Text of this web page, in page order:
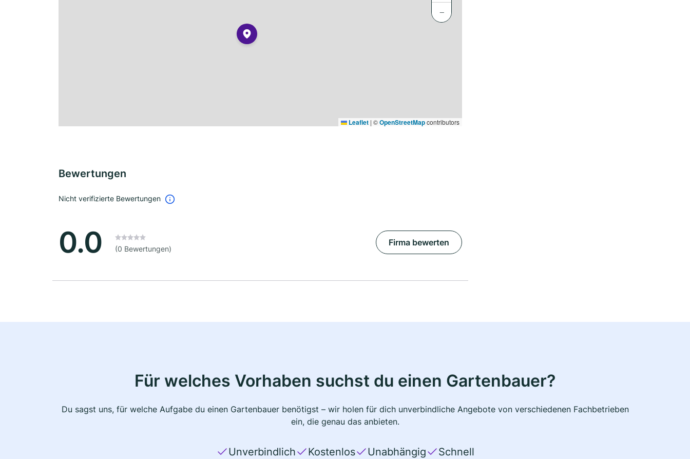
−
Leaflet | ©OpenStreetMapcontributors
Bewertungen
Nicht verifizierte Bewertungen
0.0 (0 Bewertungen)
Firma bewerten
Für welches Vorhaben suchst du einen Gartenbauer?
Du sagst uns, für welche Aufgabe du einen Gartenbauer benötigst – wir holen für dich unverbindliche Angebote von verschiedenen Fachbetrieben
ein, die genau das anbieten.
Unverbindlich Kostenlos Unabhängig Schnell